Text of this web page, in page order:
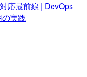
応最前線 | DevOps
の実践